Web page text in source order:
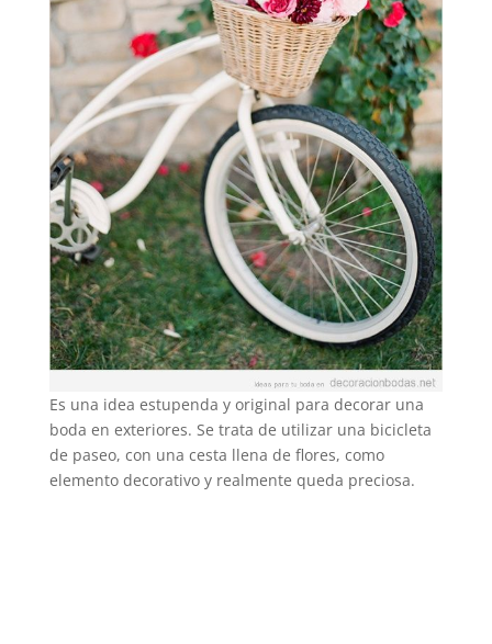
Es una idea estupenda y original para decorar una
boda en exteriores. Se trata de utilizar una bicicleta
de paseo, con una cesta llena de flores, como
elemento decorativo y realmente queda preciosa.